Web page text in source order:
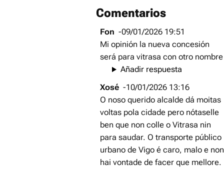
Comentarios
Fon -09/01/2026 19:51
Mi opinión la nueva concesión
será para vitrasa con otro nombre
Añadir respuesta
Xosé -10/01/2026 13:16
O noso querido alcalde dá moitas
voltas pola cidade pero nótaselle
ben que non colle o Vitrasa nin
para saudar. O transporte público
urbano de Vigo é caro, malo e non
hai vontade de facer que mellore.